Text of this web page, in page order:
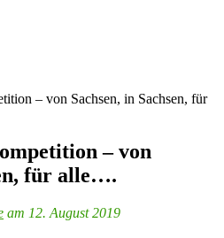
– von Sachsen, in Sachsen, für
– von
für alle….
am 12. August 2019